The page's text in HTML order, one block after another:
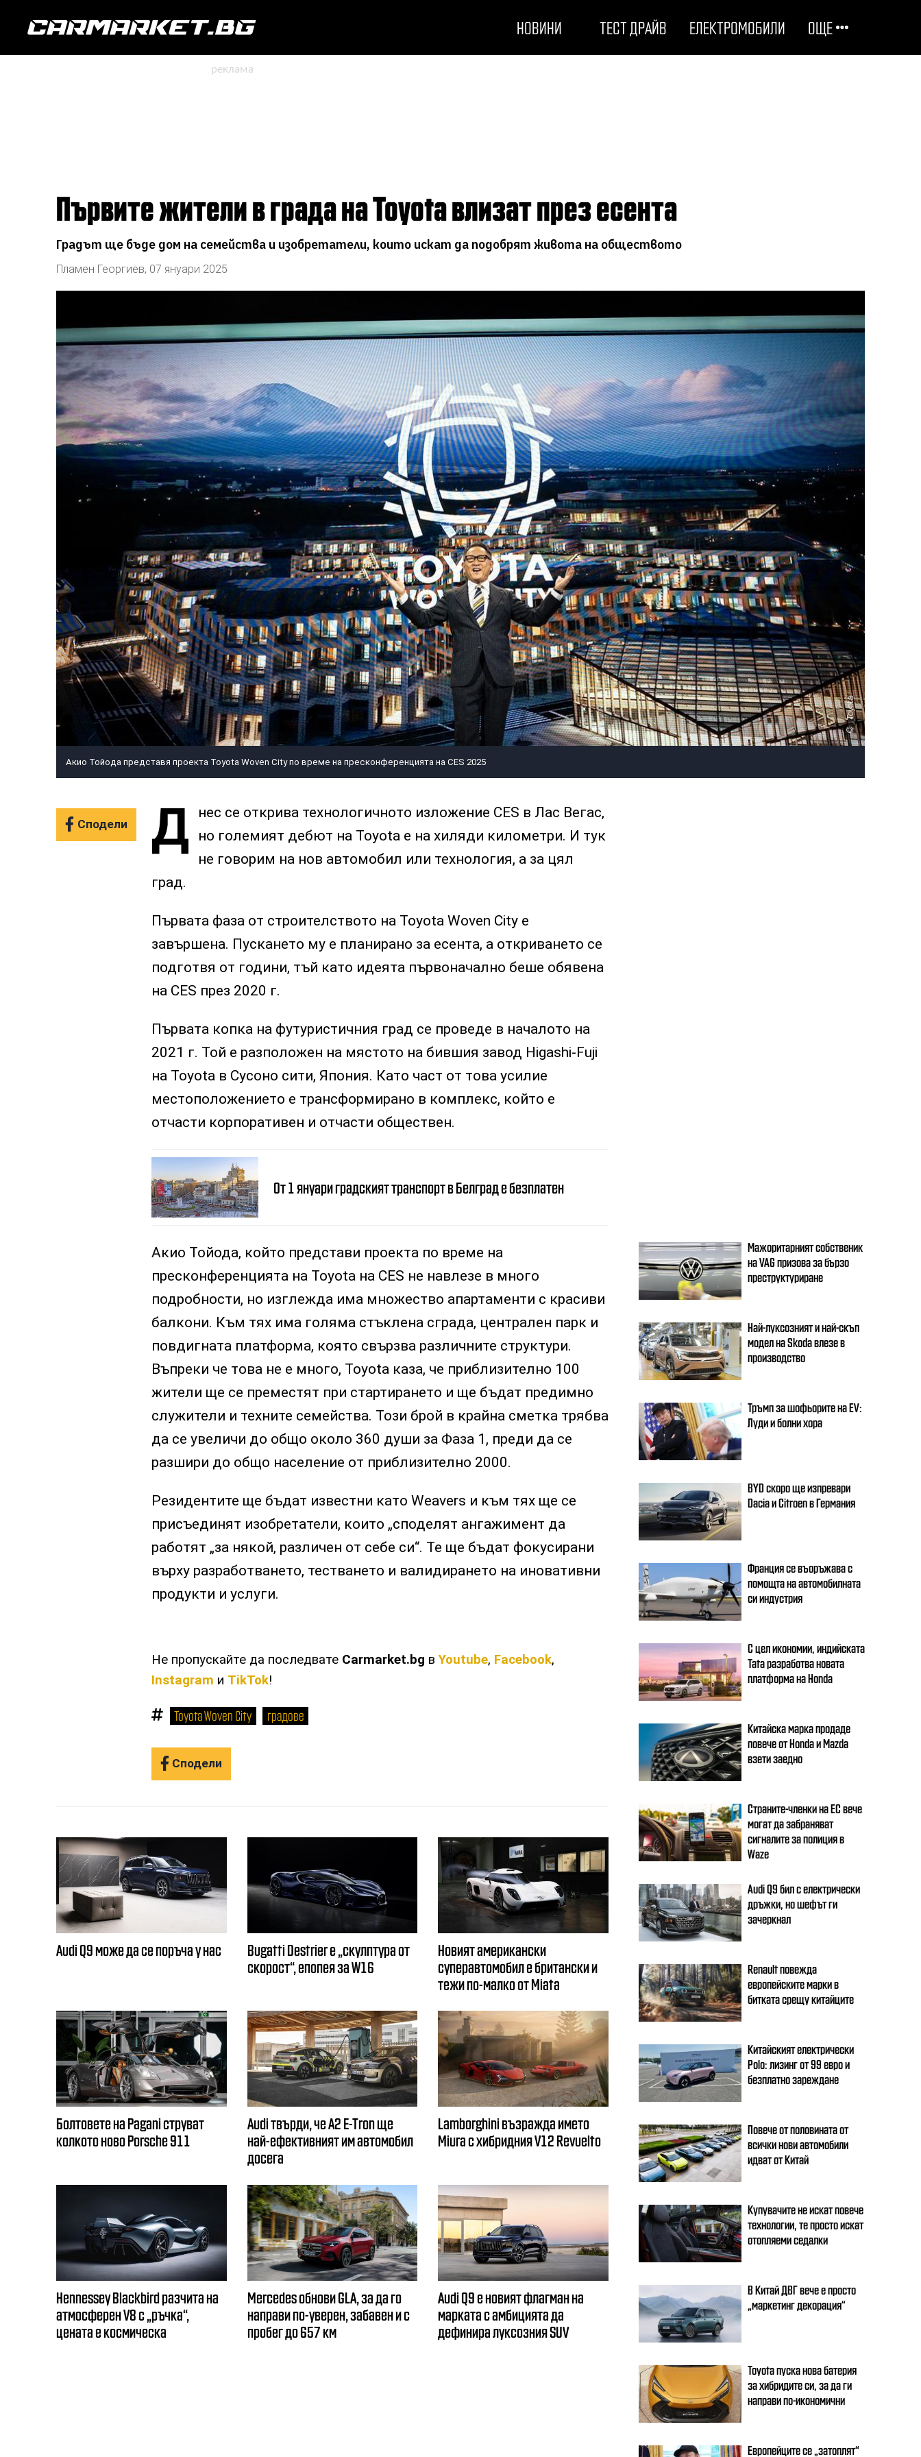
НОВИНИ ОЩЕ
ТЕСТ ДРАЙВ ЕЛЕКТРОМОБИЛИ
ЛЮБОПИТНО
ДРУГИ
СЪВЕТИ
Първите жители в града на Toyota влизат през есента
Градът ще бъде дом на семейства и изобретатели, които искат да подобрят живота на обществото
Пламен Георгиев, 07 януари 2025
, Toyota
Акио Тойода представя проекта Toyota Woven City по време на пресконференцията на CES 2025
Сподели Д
нес се открива технологичното изложение CES в Лас Вегас,
но големият дебют на Toyota е на хиляди километри. И тук
не говорим на нов автомобил или технология, а за цял
град.
Първата фаза от строителството на Toyota Woven City е
завършена. Пускането му е планирано за есента, а откриването се
подготвя от години, тъй като идеята първоначално беше обявена
на CES през 2020 г.
Първата копка на футуристичния град се проведе в началото на
2021 г. Той е разположен на мястото на бившия завод Higashi-Fuji
на Toyota в Сусоно сити, Япония. Като част от това усилие
местоположението е трансформирано в комплекс, който е
отчасти корпоративен и отчасти обществен.
От 1 януари градският транспорт в Белград е безплатен
Акио Тойода, който представи проекта по време на
пресконференцията на Toyota на CES не навлезе в много
подробности, но изглежда има множество апартаменти с красиви
балкони. Към тях има голяма стъклена сграда, централен парк и
повдигната платформа, която свързва различните структури.
Въпреки че това не е много, Toyota каза, че приблизително 100
жители ще се преместят при стартирането и ще бъдат предимно
служители и техните семейства. Този брой в крайна сметка трябва
да се увеличи до общо около 360 души за Фаза 1, преди да се
разшири до общо население от приблизително 2000.
Резидентите ще бъдат известни като Weavers и към тях ще се
присъединят изобретатели, които „споделят ангажимент да
работят „за някой, различен от себе си“. Те ще бъдат фокусирани
върху разработването, тестването и валидирането на иновативни
продукти и услуги.
Не пропускайте да последвате Carmarket.bg вYoutube, Facebook,
Instagram и TikTok!
Toyota Woven City градове
Сподели
Мажоритарният собственик
на VAG призова за бързо
преструктуриране
Най-луксозният и най-скъп
модел на Skoda влезе в
производство
Тръмп за шофьорите на EV:
Луди и болни хора
BYD скоро ще изпревари
Dacia и Citroеn в Германия
Франция се въоръжава с
помощта на автомобилната
си индустрия
С цел икономии, индийската
Tata разработва новата
платформа на Honda
Китайска марка продаде
повече от Honda и Mazda
взети заедно
Страните-членки на ЕС вече
могат да забраняват
сигналите за полиция в
Waze
Audi Q9 бил с електрически
дръжки, но шефът ги
зачеркнал
Renault повежда
европейските марки в
битката срещу китайците
Китайският електрически
Polo: лизинг от 99 евро и
безплатно зареждане
Повече от половината от
всички нови автомобили
идват от Китай
Купувачите не искат повече
технологии, те просто искат
отопляеми седалки
В Китай ДВГ вече е просто
„маркетинг декорация“
Toyota пуска нова батерия
за хибридите си, за да ги
направи по-икономични
Европейците се „затоплят“
Audi Q9 може да се поръча у нас
Bugatti Destrier е „скулптура от
скорост“, епопея за W16
Новият американски
суперавтомобил е британски и
тежи по-малко от Miata
Болтовете на Pagani струват
колкото ново Porsche 911
Audi твърди, че A2 E-Tron ще
най-ефективният им автомобил
досега
Lamborghini възражда името
Miura с хибридния V12 Revuelto
Hennessey Blackbird разчита на
атмосферен V8 с „ръчка“,
цената е космическа
Mercedes обнови GLA, за да го
направи по-уверен, забавен и с
пробег до 657 км
Audi Q9 е новият флагман на
марката с амбицията да
дефинира луксозния SUV